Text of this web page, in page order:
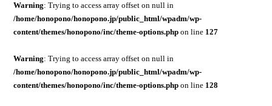
Warning: Trying to access array offset on null in
/home/honopono/honopono.jp/public_html/wpadm/wp-
content/themes/honopono/inc/theme-options.phpon line 127
Warning: Trying to access array offset on null in
/home/honopono/honopono.jp/public_html/wpadm/wp-
content/themes/honopono/inc/theme-options.phpon line 128